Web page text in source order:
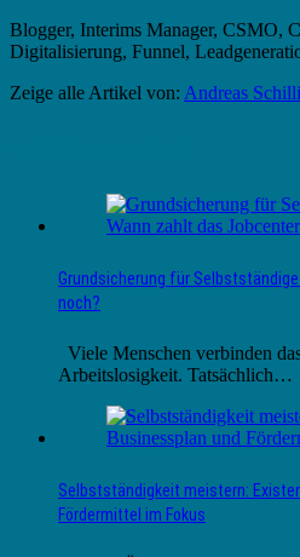
Blogger, Interims Manager, CSMO,
Digitalisierung, Funnel,
Zeige alle Artikel von: Andreas
Grundsicherung für
noch?
Viele Menschen verbinden
Arbeitslosigkeit. Tatsächlich…
Selbstständigkeit meistern:
Fördermittel im Fokus